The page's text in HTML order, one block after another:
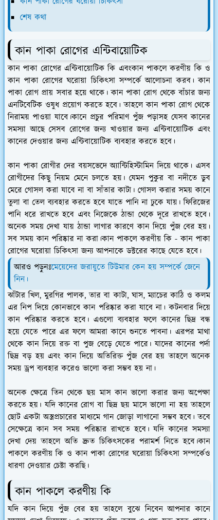
শেষ কথা
কান পাকা রোগের এন্টিবায়োটিক
কান পাকা রোগের এন্টিবায়োটিক কি এবংকান পাকলে করণীয় কি ও
কান পাকা রোগের ঘরোয়া চিকিৎসা সম্পর্কে আলোচনা করব। কান
পাকা রোগ প্রায় সবার হয়ে থাকে। কান পাকা রোগ থেকে বাঁচার জন্য
এনটিবেটিক ওষুধ প্রয়োগ করতে হবে। তাহলে কান পাকা রোগ থেকে
নিরাময় পাওয়া যাবে।কানে প্রচুর পরিমাণ পুঁজ পড়াসহ যেসব কানের
সমস্যা আছে সেসব রোগের জন্য খাওয়ার জন্য এন্টিবায়োটিক এবং
কানের দেওয়ার জন্য এন্টিবায়োটিক ব্যবহার করতে হবে।
কান পাকা রোগীর দের বয়সভেদে অ্যান্টিহিস্টামিন দিয়ে থাকে। এসব
রোগীদের কিছু নিয়ম মেনে চলতে হয়। যেমন পুকুর বা নদীতে ডুব
মেরে গোসল করা যাবে না বা সাঁতার কাটা। গোসল করার সময় কানে
তুলা বা তেল ব্যবহার করতে হবে যাতে পানি না ঢুকে যায়। ফিরিজের
পানি ধরে রাখতে হবে এবং নিজেকে ঠান্ডা থেকে দূরে রাখতে হবে।
অনেক সময় দেখা যায় ঠান্ডা লাগার কারণে কান দিয়ে পুঁজ বের হয়।
সব সময় কান পরিষ্কার না করা।কান পাকলে করণীয় কি - কান পাকা
রোগের ঘরোয়া চিকিৎসা জন্য আপনাকে ডক্টরের কাছে যেতে হবে।
আরও পড়ুনঃমেয়েদের জরায়ুতে টিউমার কেন হয় সম্পর্কে জেনে
নিন।
ঝাঁটার খিল, মুরগির পালক, তার বা কাটা, ঘাস, ম্যাচের কাঠি ও কলম
এর নিপ দিয়ে কোনভাবে কান পরিষ্কার করা যাবে না। কটনবার দিয়ে
কান পরিষ্কার করতে হবে। এগুলো ব্যবহার ফলে কানের ছিদ্র বন্ধ
হয়ে যেতে পারে এর ফলে আমরা কানে শুনতে পাবনা। এরপর মাথা
থেকে কান দিয়ে রক্ত বা পুজ বেড়ে যেতে পারে। যাদের কানের পর্দা
ছিদ্র বড় হয় এবং কান দিয়ে অতিরিক্ত পুঁজ বের হয় তাহলে অনেক
সময় ড্রপ ব্যবহার করেও ভালো করা সম্ভব হয় না।
অনেক ক্ষেত্রে তিন থেকে ছয় মাস কান ভালো করার জন্য অপেক্ষা
করতে হয়। যদি কানের রোগ বা ছিদ্র ছয় মাসে ভালো না হয় তাহলে
ছোট একটা অস্ত্রপ্রচারের মাধ্যমে গান জোড়া লাগানো সম্ভব হবে। তবে
সেক্ষেত্রে কান সব সময় পরিষ্কার রাখতে হবে। যদি কানের সমস্যা
দেখা দেয় তাহলে অতি দ্রুত চিকিৎসকের পরামর্শ নিতে হবে।কান
পাকলে করণীয় কি ও কান পাকা রোগের ঘরোয়া চিকিৎসা সম্পর্কেও
ধারণা দেওয়ার চেষ্টা করছি।
কান পাকলে করণীয় কি
যদি কান দিয়ে পুঁজ বের হয় তাহলে বুঝে নিবেন আপনার কানে